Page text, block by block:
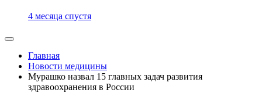
4 месяца спустя
Главная
Новости медицины
Мурашко назвал 15 главных задач развития
здравоохранения в России